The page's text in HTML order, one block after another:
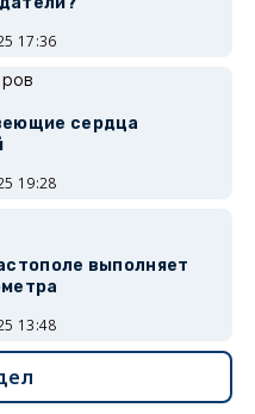
17:36
сердца
19:28
выполняет
13:48